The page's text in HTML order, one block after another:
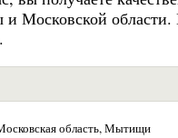
Московской
область, Мытищи